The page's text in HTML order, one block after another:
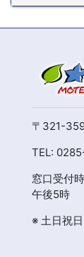
〒321-
TEL:
窓口受付
午後5時
※ 土日祝